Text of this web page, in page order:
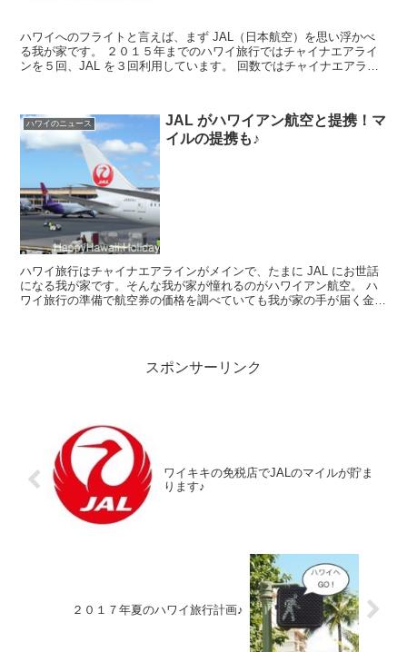
ハワイへのフライトと言えば、まず JAL（日本航空）を思い浮かべ
る我が家です。 ２０１５年までのハワイ旅行ではチャイナエアライ
ンを５回、JAL を３回利用しています。 回数ではチャイナエアライ
ハワイのニュース
JAL がハワイアン航空と提携！マ
イルの提携も♪
ハワイ旅行はチャイナエアラインがメインで、たまに JAL にお世話
になる我が家です。そんな我が家が憧れるのがハワイアン航空。 ハ
ワイ旅行の準備で航空券の価格を調べていても我が家の手が届く金額
スポンサーリンク
ワイキキの免税店でJALのマイルが貯ま
ります♪
２０１７年夏のハワイ旅行計画♪